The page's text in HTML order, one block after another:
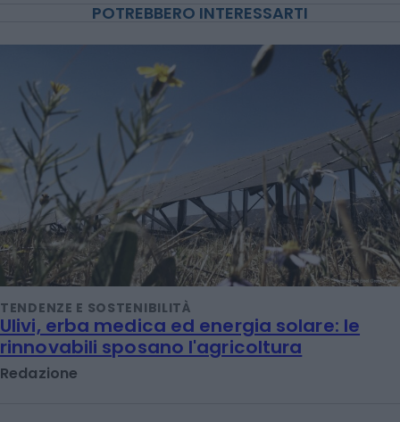
POTREBBERO INTERESSARTI
TENDENZE E SOSTENIBILITÀ
Ulivi, erba medica ed energia solare: le
rinnovabili sposano l'agricoltura
Redazione